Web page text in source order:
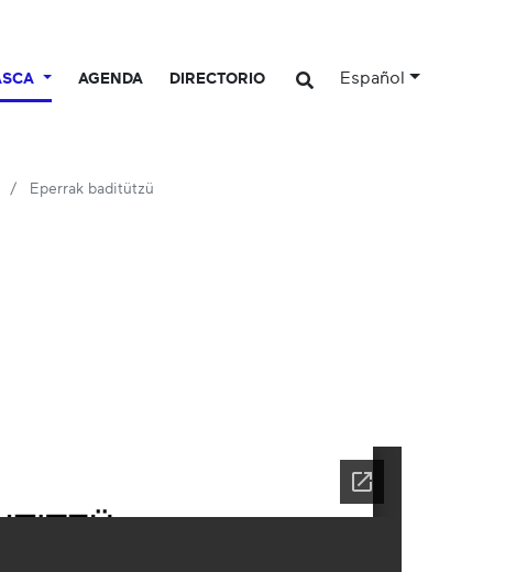
AGENDA DIRECTORIO Español
Eperrak baditützü